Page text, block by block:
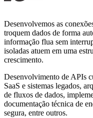
Desenvolvemos as
troquem dados de forma
informação flua sem
isoladas atuem em uma
crescimento.
Desenvolvimento de APIs
SaaS e sistemas legados,
de fluxos de dados,
documentação técnica de
segura, entre outros.